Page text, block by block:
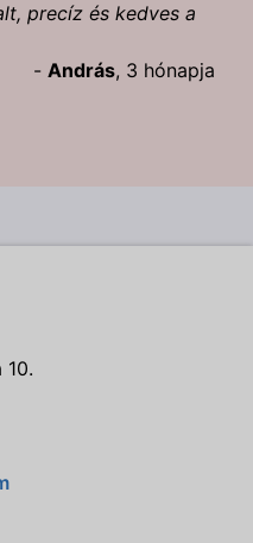
precíz és kedves a
- András, 3 hónapja
10.